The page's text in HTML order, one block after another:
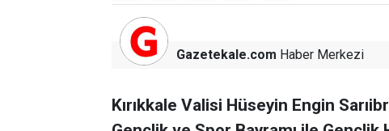
Gazetekale.com Haber Merkezi
Kırıkkale Valisi Hüseyin Engin